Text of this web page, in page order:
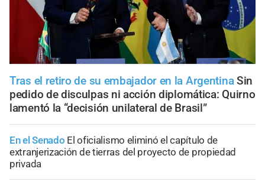
Tras el retiro de su embajador en la Argentina Sin
pedido de disculpas ni acción diplomática: Quirno
lamentó la “decisión unilateral de Brasil”
En el Senado El oficialismo eliminó el capítulo de
extranjerización de tierras del proyecto de propiedad
privada